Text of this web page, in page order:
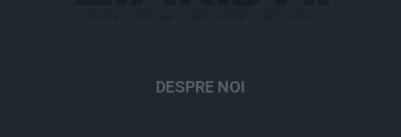
DESPRE NOI